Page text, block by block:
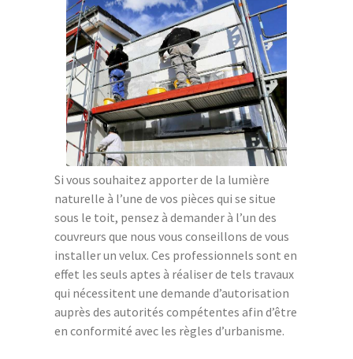
Si vous souhaitez apporter de la lumière
naturelle à l’une de vos pièces qui se situe
sous le toit, pensez à demander à l’un des
couvreurs que nous vous conseillons de vous
installer un velux. Ces professionnels sont en
effet les seuls aptes à réaliser de tels travaux
qui nécessitent une demande d’autorisation
auprès des autorités compétentes afin d’être
en conformité avec les règles d’urbanisme.